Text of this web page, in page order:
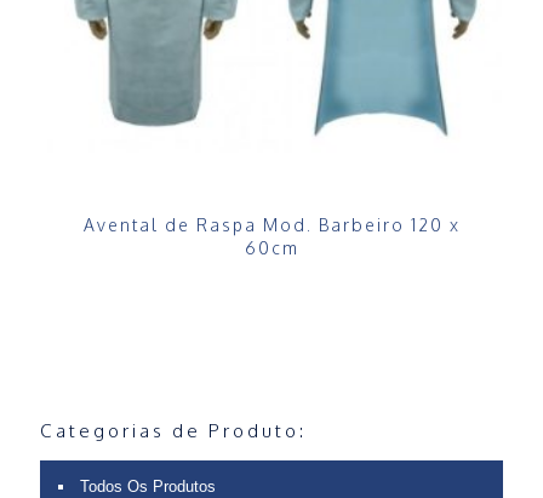
Avental de Raspa Mod. Barbeiro 120 x
60cm
Categorias de Produto:
Todos Os Produtos